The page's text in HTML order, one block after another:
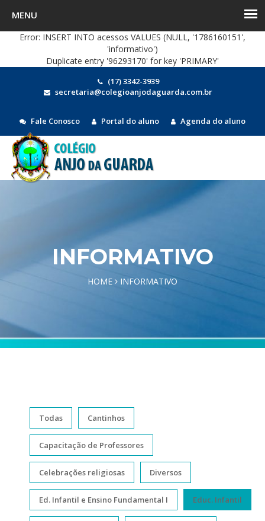
Error: INSERT INTO acessos VALUES (NULL, '1786160151',
'informativo')
Duplicate entry '96293170' for key 'PRIMARY'
(17) 3342-3939
secretaria@colegioanjodaguarda.com.br
Fale Conosco Portal do aluno Agenda do aluno
INFORMATIVO
HOME INFORMATIVO
Todas Cantinhos
Capacitação de Professores
Celebrações religiosas Diversos
Ed. Infantil e Ensino Fundamental I Educ. Infantil